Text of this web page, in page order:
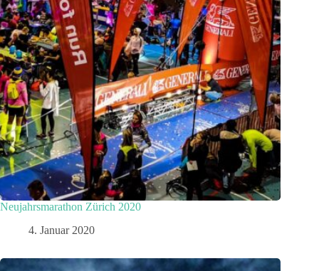
Neujahrsmarathon Zürich 2020
4. Januar 2020